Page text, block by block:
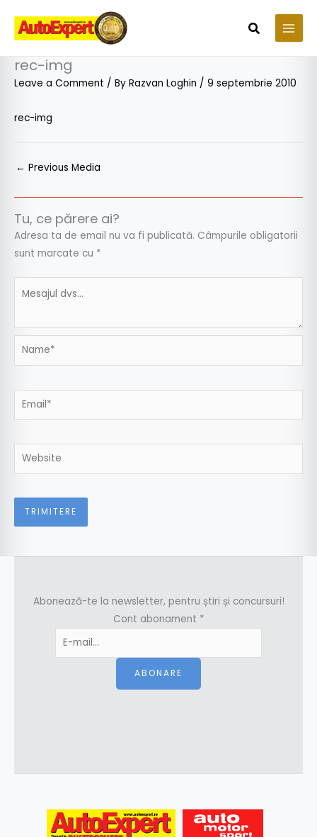
content
Search
rec-img
Leave a Comment / By Razvan Loghin / 9 septembrie 2010
rec-img
← Previous Media
Tu, ce părere ai?
Adresa ta de email nu va fi publicată. Câmpurile obligatorii
sunt marcate cu *
Name*
Email*
Website
Abonează-te la newsletter, pentru știri și concursuri!
Cont abonament *
ABONARE